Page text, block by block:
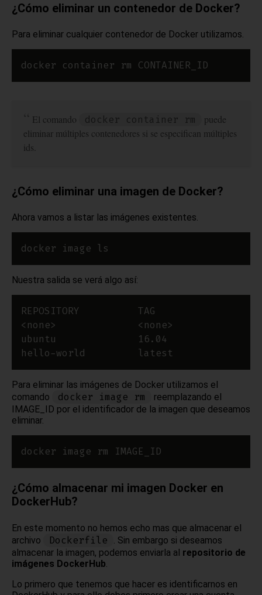
¿Cómo eliminar un contenedor de Docker?
Para eliminar cualquier contenedor de Docker utilizamos.
El comando docker container rm
puede
eliminar múltiples contenedores si se especifican múltiples
ids.
¿Cómo eliminar una imagen de Docker?
Ahora vamos a listar las imágenes existentes.
Nuestra salida se verá algo así:
Para eliminar las imágenes de Docker utilizamos el
comando
docker image rm
reemplazando el
IMAGE_ID por el identificador de la imagen que deseamos
eliminar.
¿Cómo almacenar mi imagen Docker en
DockerHub?
En este momento no hemos echo mas que almacenar el
archivo
Dockerfile
. Sin embargo si deseamos
almacenar la imagen, podemos enviarla al repositorio de
imágenes DockerHub
Lo primero que tenemos que hacer es identificarnos en